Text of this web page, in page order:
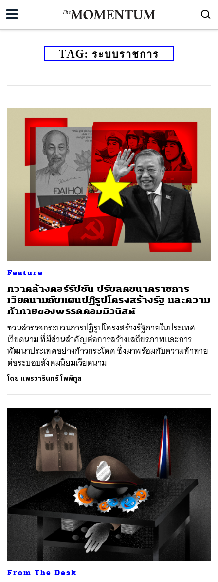
TAG: ระบบราชการ
Feature
กวาดล้างคอร์รัปชัน ปรับลดขนาดราชการ
เวียดนามกับแผนปฏิรูปโครงสร้างรัฐ และความ
ท้าทายของพรรคคอมมิวนิสต์
ชวนสำรวจกระบวนการปฏิรูปโครงสร้างรัฐภายในประเทศ
เวียดนาม ที่มีส่วนสำคัญต่อการสร้างเสถียรภาพและการ
พัฒนาประเทศอย่างก้าวกระโดด ซึ่งมาพร้อมกับความท้าทาย
ต่อระบอบสังคมนิยมเวียดนาม
โดย แพรวารินทร์ โพพิทูล
From The Desk